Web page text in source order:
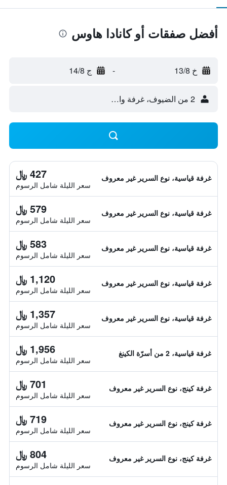
أفضل صفقات أو كانادا هاوس
خ 13/8 - ج 14/8
2 من الضيوف، غرفة واحدة
غرفة قياسية، نوع السرير غير معروف 427 ﷼
سعر الليلة شامل الرسوم
غرفة قياسية، نوع السرير غير معروف 579 ﷼
سعر الليلة شامل الرسوم
غرفة قياسية، نوع السرير غير معروف 583 ﷼
سعر الليلة شامل الرسوم
غرفة قياسية، نوع السرير غير معروف 1,120 ﷼
سعر الليلة شامل الرسوم
غرفة قياسية، نوع السرير غير معروف 1,357 ﷼
سعر الليلة شامل الرسوم
غرفة قياسية، 2 من أسرّة الكينغ 1,956 ﷼
سعر الليلة شامل الرسوم
غرفة كينج، نوع السرير غير معروف 701 ﷼
سعر الليلة شامل الرسوم
غرفة كينج، نوع السرير غير معروف 719 ﷼
سعر الليلة شامل الرسوم
غرفة كينج، نوع السرير غير معروف 804 ﷼
سعر الليلة شامل الرسوم